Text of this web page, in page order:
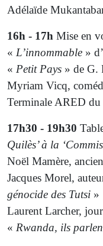
Adélaïde
16h - 17h Mise en
« L’innommable »
« Petit Pays » de G.
Myriam Vicq,
Terminale ARED du
17h30 - 19h30
Quilès’ à la
Noël Mamère,
Jacques Morel,
génocide des Tutsi »
Laurent Larcher,
« Rwanda, ils